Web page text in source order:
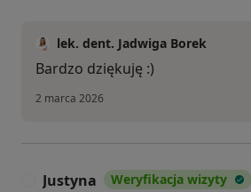
lek. dent. Jadwiga Borek
Bardzo dziękuję :)
2 marca 2026
Justyna Weryfikacja wizyty